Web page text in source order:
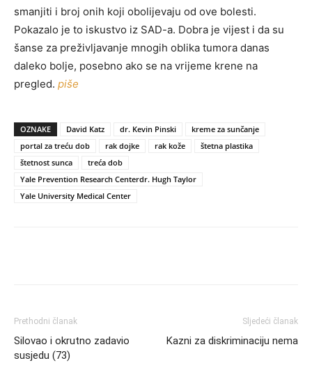
smanjiti i broj onih koji obolijevaju od ove bolesti.
Pokazalo je to iskustvo iz SAD-a. Dobra je vijest i da su
šanse za preživljavanje mnogih oblika tumora danas
daleko bolje, posebno ako se na vrijeme krene na
pregled. piše
OZNAKE David Katz dr. Kevin Pinski
kreme za sunčanje
portal za treću dob
rak dojke rak kože
štetna plastika
štetnost sunca
treća dob
Yale Prevention Research Centerdr. Hugh Taylor
Yale University Medical Center
Prethodni članak
Silovao i okrutno zadavio
susjedu (73)
Sljedeći članak
Kazni za diskriminaciju nema